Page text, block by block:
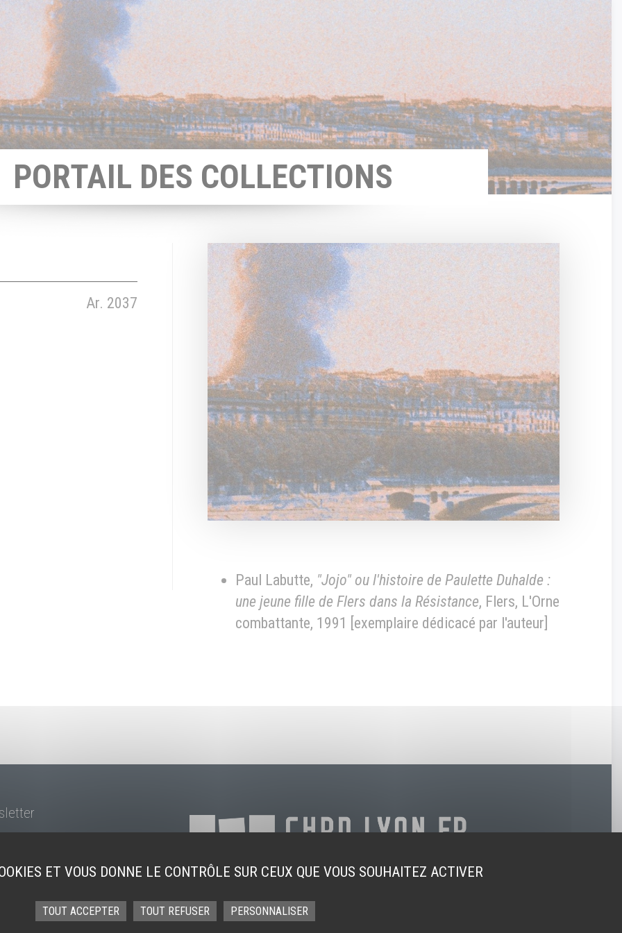
ET VOUS DONNE LE CONTRÔLE SUR CEUX QUE VOUS SOUHAITEZ ACTIVER
TOUT ACCEPTER TOUT REFUSER PERSONNALISER
PORTAIL DES COLLECTIONS
Ar. 2037
Paul Labutte, "Jojo" ou l'histoire de Paulette Duhalde :
une jeune fille de Flers dans la Résistance, Flers, L'Orne
combattante, 1991 [exemplaire dédicacé par l'auteur]
ContactCGVCookies Mentions légales Accessibilité